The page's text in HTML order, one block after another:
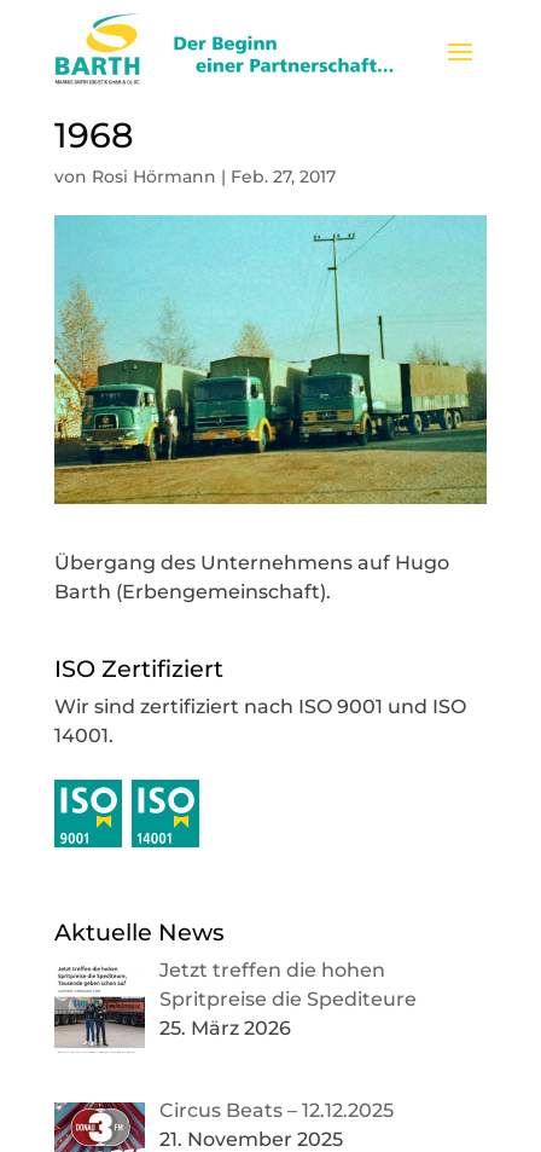
1968
von Rosi Hörmann | Feb. 27, 2017
Übergang des Unternehmens auf Hugo
Barth (Erbengemeinschaft).
ISO Zertifiziert
Wir sind zertifiziert nach ISO 9001 und ISO
14001.
Aktuelle News
Jetzt treffen die hohen
Spritpreise die Spediteure
25. März 2026
Circus Beats – 12.12.2025
21. November 2025